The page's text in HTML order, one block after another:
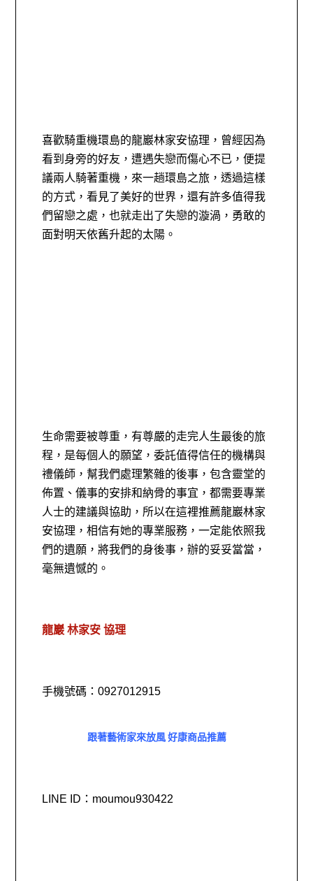
喜歡騎重機環島的龍巖林家安協理，曾經因為
看到身旁的好友，遭遇失戀而傷心不已，便提
議兩人騎著重機，來一趟環島之旅，透過這樣
的方式，看見了美好的世界，還有許多值得我
們留戀之處，也就走出了失戀的漩渦，勇敢的
面對明天依舊升起的太陽。
生命需要被尊重，有尊嚴的走完人生最後的旅
程，是每個人的願望，委託值得信任的機構與
禮儀師，幫我們處理繁雜的後事，包含靈堂的
佈置、儀事的安排和納骨的事宜，都需要專業
人士的建議與協助，所以在這裡推薦龍巖林家
安協理，相信有她的專業服務，一定能依照我
們的遺願，將我們的身後事，辦的妥妥當當，
毫無遺憾的。
龍巖 林家安 協理
手機號碼：0927012915
跟著藝術家來放風 好康商品推薦
LINE ID：moumou930422